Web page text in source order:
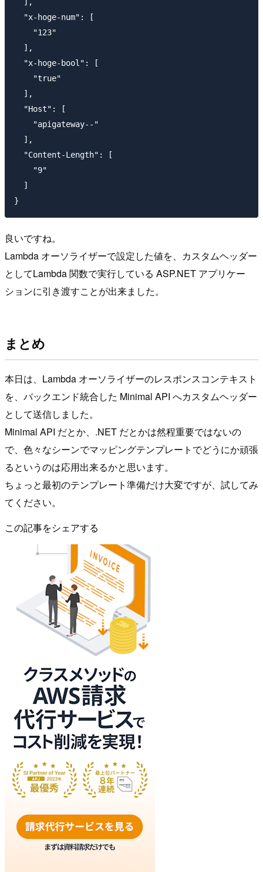
  "x-hoge-num": [
    "123"
  ],
  "x-hoge-bool": [
    "true"
  ],
  "Host": [
    "apigateway--"
  ],
  "Content-Length": [
    "9"
  ]
良いですね。
Lambda オーソライザーで設定した値を、カスタムヘッダー
としてLambda 関数で実行している ASP.NET アプリケー
ションに引き渡すことが出来ました。
まとめ
本日は、Lambda オーソライザーのレスポンスコンテキスト
を、バックエンド統合した Minimal API へカスタムヘッダー
として送信しました。
Minimal API だとか、.NET だとかは然程重要ではないの
で、色々なシーンでマッピングテンプレートでどうにか頑張
るというのは応用出来るかと思います。
ちょっと最初のテンプレート準備だけ大変ですが、試してみ
てください。
この記事をシェアする